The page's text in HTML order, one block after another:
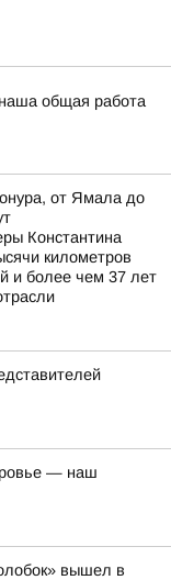
общая работа
от Ямала до
Константина
километров
и более чем 37 лет
— наш
вышел в